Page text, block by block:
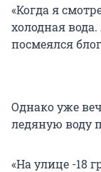
«Когда я
холодная
посмеялся
Однако уже
ледяную воду
«На улице -18